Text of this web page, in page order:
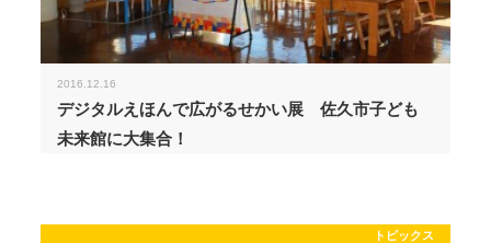
2016.12.16
デジタルえほんで広がるせかい展 佐久市子ども
未来館に大集合！
トピックス